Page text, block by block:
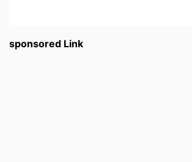
sponsored Link